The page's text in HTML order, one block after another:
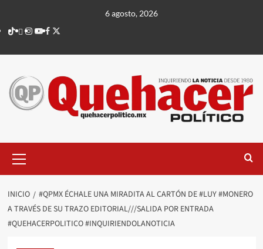
contenido
6 agosto, 2026
TikTok
threads
Instagram
Youtube
Facebook
X
principal
INICIO
#QPMX ÉCHALE UNA MIRADITA AL CARTÓN DE #LUY #MONERO
A TRAVÉS DE SU TRAZO EDITORIAL///SALIDA POR ENTRADA
#QUEHACERPOLITICO #INQUIRIENDOLANOTICIA